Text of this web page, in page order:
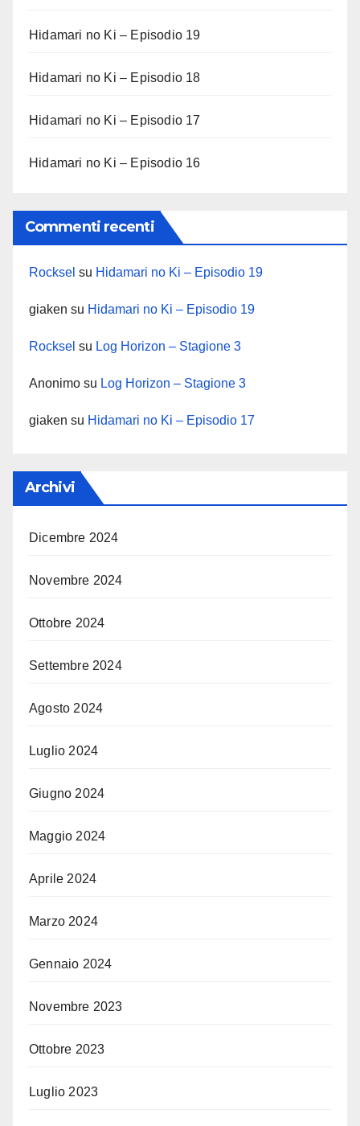
Hidamari no Ki – Episodio 19
Hidamari no Ki – Episodio 18
Hidamari no Ki – Episodio 17
Hidamari no Ki – Episodio 16
Commenti recenti
Rocksel su Hidamari no Ki – Episodio 19
giaken su Hidamari no Ki – Episodio 19
Rocksel su Log Horizon – Stagione 3
Anonimo su Log Horizon – Stagione 3
giaken su Hidamari no Ki – Episodio 17
Archivi
Dicembre 2024
Novembre 2024
Ottobre 2024
Settembre 2024
Agosto 2024
Luglio 2024
Giugno 2024
Maggio 2024
Aprile 2024
Marzo 2024
Gennaio 2024
Novembre 2023
Ottobre 2023
Luglio 2023